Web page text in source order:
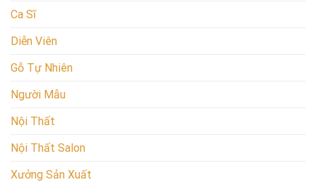
Ca Sĩ
Diễn Viên
Gỗ Tự Nhiên
Người Mẫu
Nội Thất
Nội Thất Salon
Xưởng Sản Xuất